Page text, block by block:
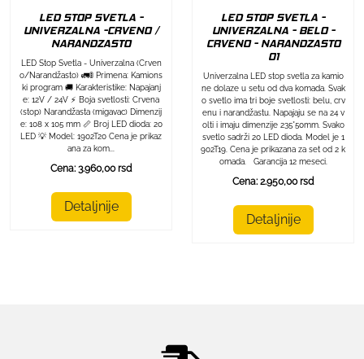
LED STOP SVETLA -
UNIVERZALNA -CRVENO /
NARANDZASTO
LED Stop Svetla - Univerzalna (Crven
o/Narandžasto) 🚛🚦 Primena: Kamions
ki program 🚚 Karakteristike: Napajanj
e: 12V / 24V ⚡ Boja svetlosti: Crvena
(stop) Narandžasta (migavac) Dimenzij
e: 108 x 105 mm 📏 Broj LED dioda: 20
LED 💡 Model: 1902T20 Cena je prikaz
ana za kom...
Cena: 3.960,00 rsd
Detaljnije
LED STOP SVETLA -
UNIVERZALNA - BELO -
CRVENO - NARANDZASTO
01
Univerzalna LED stop svetla za kamio
ne dolaze u setu od dva komada. Svak
o svetlo ima tri boje svetlosti: belu, crv
enu i narandžastu. Napajaju se na 24 v
olti i imaju dimenzije 235*50mm. Svako
svetlo sadrži 20 LED dioda. Model je 1
902T19. Cena je prikazana za set od 2 k
omada. Garancija 12 meseci.
Cena: 2.950,00 rsd
Detaljnije